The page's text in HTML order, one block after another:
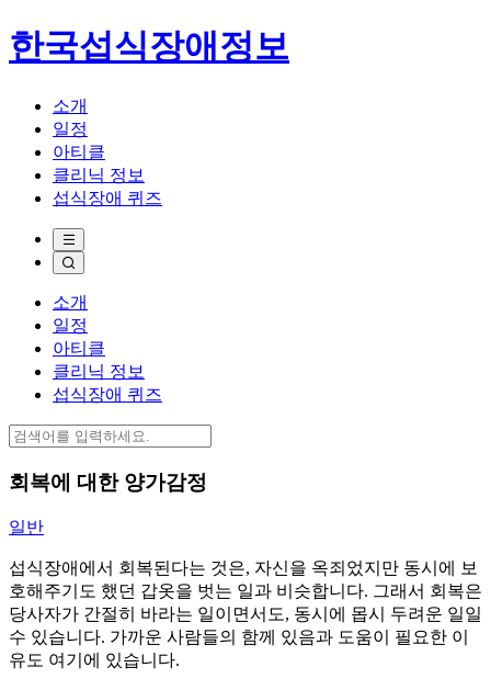
한국섭식장애정보
소개
일정
아티클
클리닉 정보
섭식장애 퀴즈
소개
일정
아티클
클리닉 정보
섭식장애 퀴즈
회복에 대한 양가감정
일반
섭식장애에서 회복된다는 것은, 자신을 옥죄었지만 동시에 보
호해주기도 했던 갑옷을 벗는 일과 비슷합니다. 그래서 회복은
당사자가 간절히 바라는 일이면서도, 동시에 몹시 두려운 일일
수 있습니다. 가까운 사람들의 함께 있음과 도움이 필요한 이
유도 여기에 있습니다.